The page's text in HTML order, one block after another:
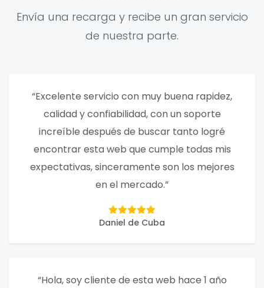
Envía una recarga y recibe un gran servicio
de nuestra parte.
“Excelente servicio con muy buena rapidez,
calidad y confiabilidad, con un soporte
increíble después de buscar tanto logré
encontrar esta web que cumple todas mis
expectativas, sinceramente son los mejores
en el mercado.”
Daniel de Cuba
“Hola, soy cliente de esta web hace 1 año